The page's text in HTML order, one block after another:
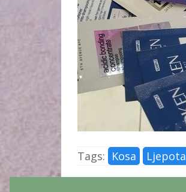
Tags: Kosa Ljepota